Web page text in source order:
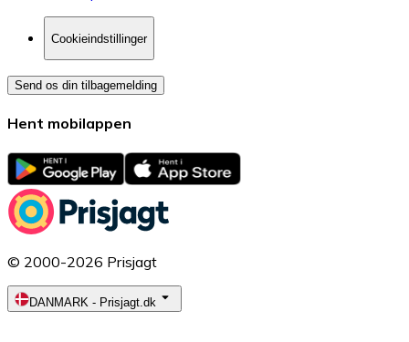
Cookieindstillinger
Send os din tilbagemelding
Hent mobilappen
© 2000-2026 Prisjagt
DANMARK - Prisjagt.dk